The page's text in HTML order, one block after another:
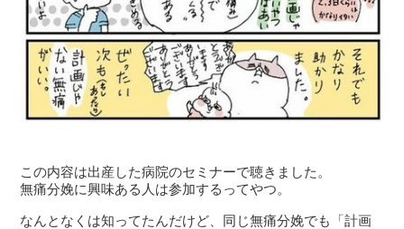
この内容は出産した病院のセミナーで聴きました。
無痛分娩に興味ある人は参加するってやつ。
なんとなくは知ってたんだけど、同じ無痛分娩でも「計画